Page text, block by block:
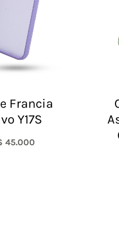
Francia
Y17S
45.000